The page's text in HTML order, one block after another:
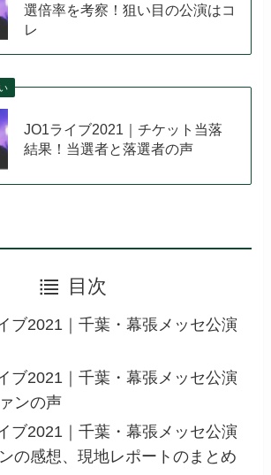
選倍率を考察！狙い目の公演はコ
レ
JO1ライブ2021｜チケット当落
結果！当選者と落選者の声
目次
ブ2021｜千葉・幕張メッセ公演
ブ2021｜千葉・幕張メッセ公演
ンの声
ブ2021｜千葉・幕張メッセ公演
の感想、現地レポートのまとめ